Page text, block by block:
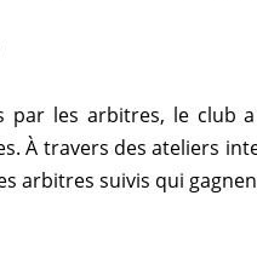
par les arbitres, le club
À travers des ateliers
arbitres suivis qui